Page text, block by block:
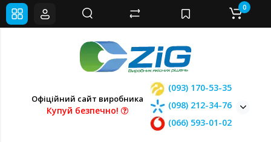
Офіційний сайт виробника
Купуй безпечно!
(093) 170-53-35
(098) 212-34-76
(066) 593-01-02
0